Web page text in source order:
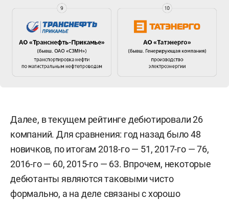
Далее, в текущем рейтинге дебютировали 26
компаний. Для сравнения: год назад было 48
новичков, по итогам 2018-го — 51, 2017-го — 76,
2016-го — 60, 2015-го — 63. Впрочем, некоторые
дебютанты являются таковыми чисто
формально, а на деле связаны с хорошо